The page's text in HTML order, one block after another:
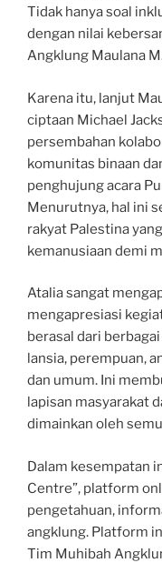
Tidak hanya soal
dengan nilai
Angklung Maulana
Karena itu, lanjut
ciptaan Michael
persembahan
komunitas binaan
penghujung acara
Menurutnya, hal ini
rakyat Palestina
kemanusiaan demi
Atalia sangat
mengapresiasi
berasal dari
lansia, perempuan,
dan umum. Ini
lapisan masyarakat
dimainkan oleh
Dalam kesempatan
Centre”, platform
pengetahuan,
angklung. Platform
Tim Muhibah